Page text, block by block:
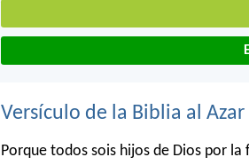
Versículo de la Biblia al Azar
Porque todos sois hijos de Dios por la